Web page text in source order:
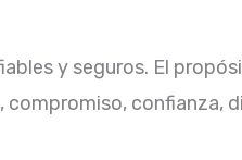
y seguros. El
confianza,